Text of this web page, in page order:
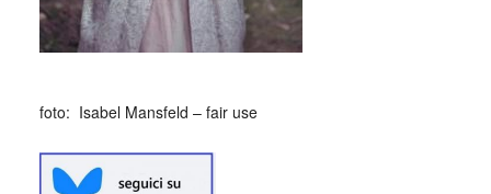
foto: Isabel Mansfeld – fair use